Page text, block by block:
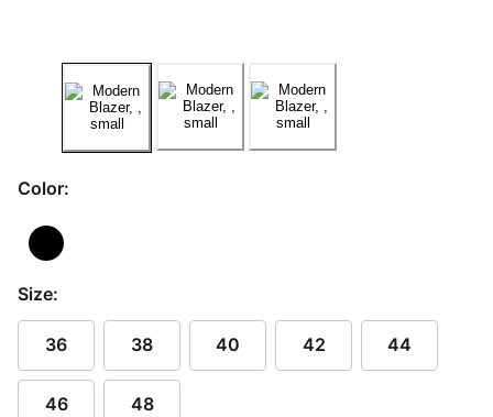
Color:
Size:
36 38 40 42 44
46 48